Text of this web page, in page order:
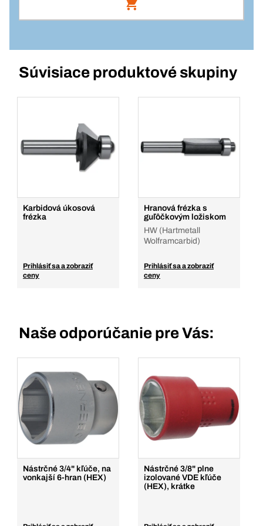
Množstvo
na nástroje so 6 mm stopkou
Prihlásenie
Pridať do košíka
Súvisiace produktové skupiny
Karbidová úkosová
frézka
Prihlásiť sa a zobraziť
ceny
Hranová frézka s
guľôčkovým ložiskom
HW (Hartmetall
Wolframcarbid)
Prihlásiť sa a zobraziť
ceny
Naše odporúčanie pre Vás:
Nástrčné 3/4" kľúče, na
vonkajší 6-hran (HEX)
Nástrčné 3/8" plne
izolované VDE kľúče
(HEX), krátke